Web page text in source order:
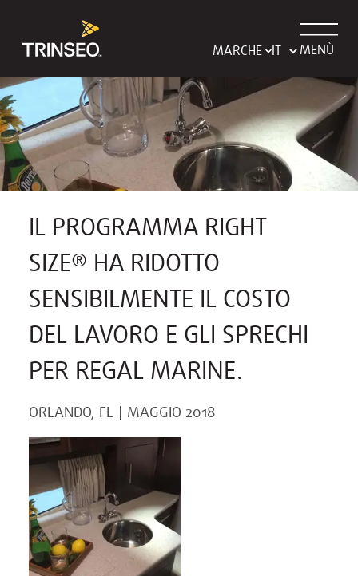
MARCHE MENÙ
IL PROGRAMMA RIGHT
SIZE® HA RIDOTTO
SENSIBILMENTE IL COSTO
DEL LAVORO E GLI SPRECHI
PER REGAL MARINE.
ORLANDO, FL MAGGIO 2018